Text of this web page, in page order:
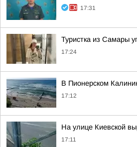
17:31
Туристка из Самары
17:24
В Пионерском
17:12
На улице Киевской
17:11